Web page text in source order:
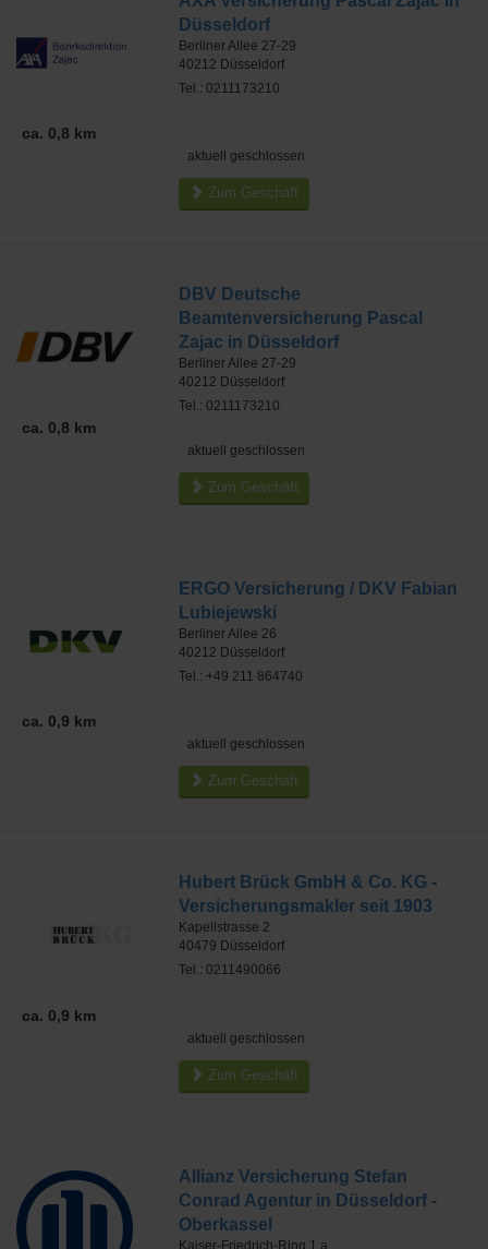
ca. 0,8 km
Düsseldorf
Berliner Allee 27-29
40212 Düsseldorf
Tel.: 0211173210
aktuell geschlossen
Zum Geschäft
ca. 0,8 km
DBV Deutsche
Beamtenversicherung Pascal
Zajac in Düsseldorf
Berliner Allee 27-29
40212 Düsseldorf
Tel.: 0211173210
aktuell geschlossen
Zum Geschäft
ca. 0,9 km
ERGO Versicherung / DKV Fabian
Lubiejewski
Berliner Allee 26
40212 Düsseldorf
Tel.: +49 211 864740
aktuell geschlossen
Zum Geschäft
ca. 0,9 km
Hubert Brück GmbH & Co. KG -
Versicherungsmakler seit 1903
Kapellstrasse 2
40479 Düsseldorf
Tel.: 0211490066
aktuell geschlossen
Zum Geschäft
Allianz Versicherung Stefan
Conrad Agentur in Düsseldorf -
Oberkassel
Kaiser-Friedrich-Ring 1 a